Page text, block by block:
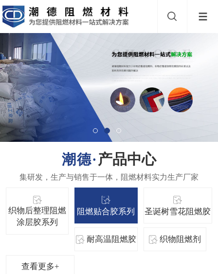
产品中心
织物后整理阻燃
涂层胶系列
阻燃贴合胶系列 圣诞树雪花阻燃胶
耐高温阻燃胶 织物阻燃剂
查看更多+